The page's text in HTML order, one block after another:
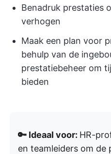
Benadruk prestaties
verhogen
Maak een plan voor
behulp van de
prestatiebeheer om
bieden
🔑 Ideaal voor: HR-
en teamleiders om de